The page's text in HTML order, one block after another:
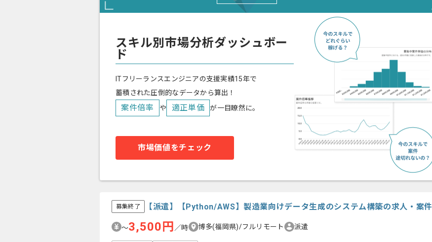
スキル別市場分析ダッシュボー
ド
ITフリーランスエンジニアの支援実績15年で
蓄積された圧倒的なデータから算出！
案件倍率 や 適正単価 が一目瞭然に。
市場価値をチェック
募集終了 【派遣】【Python/AWS】製造業向けデータ生成のシステム構築の求人・案件
〜3,500円／時 博多(福岡県)/フルリモート 派遣